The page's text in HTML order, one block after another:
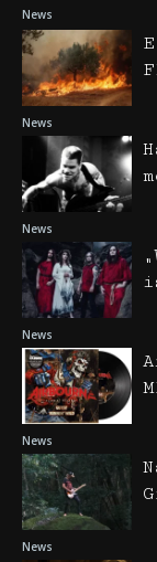
News
News
News
News
News
News